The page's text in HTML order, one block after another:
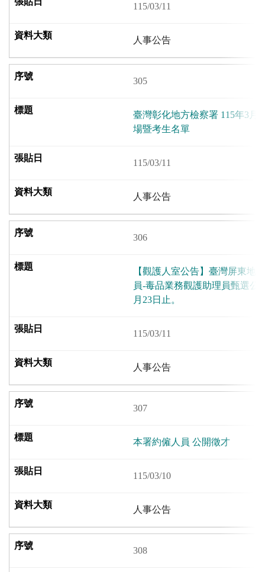
115/03/11
人事公告
305
臺灣彰化地方檢察署 115年3月
場暨考生名單
115/03/11
人事公告
306
【觀護人室公告】臺灣屏東地
員-毒品業務觀護助理員甄選公
月23日止。
115/03/11
人事公告
307
本署約僱人員 公開徵才
115/03/10
人事公告
308